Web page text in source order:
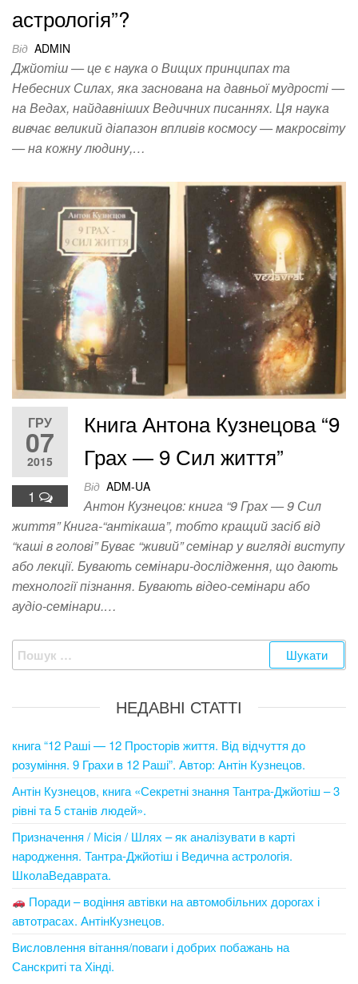
астрологія”?
Від ADMIN
Джйотіш — це є наука о Вищих принципах та
Небесних Силах, яка заснована на давньої мудрості —
на Ведах, найдавніших Ведичних писаннях. Ця наука
вивчає великий діапазон впливів космосу — макросвіту
— на кожну людину,…
ГРУ
07
2015
1
Книга Антона Кузнецова “9
Грах — 9 Сил життя”
Від ADM-UA
Антон Кузнецов: книга “9 Грах — 9 Сил
життя” Книга-“антікаша”, тобто кращий засіб від
“каші в голові” Буває “живий” семінар у вигляді виступу
або лекції. Бувають семінари-дослідження, що дають
технології пізнання. Бувають відео-семінари або
аудіо-семінари.…
Пошук:
НЕДАВНІ СТАТТІ
книга “12 Раші — 12 Просторів життя. Від відчуття до
розуміння. 9 Грахи в 12 Раші”. Автор: Антін Кузнецов.
Антін Кузнецов, книга «Секретні знання Тантра-Джйотіш – 3
рівні та 5 станів людей».
Призначення / Місія / Шлях – як аналізувати в карті
народження. Тантра-Джйотіш і Ведична астрологія.
ШколаВедаврата.
Поради – водіння автівки на автомобільних дорогах і
автотрасах. АнтінКузнецов.
Висловлення вітання/поваги і добрих побажань на
Санскриті та Хінді.